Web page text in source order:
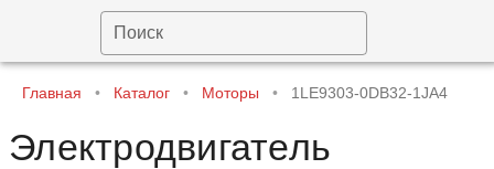
Поиск
Главная • Каталог • Моторы • 1LE9303-0DB32-1JA4
Электродвигатель